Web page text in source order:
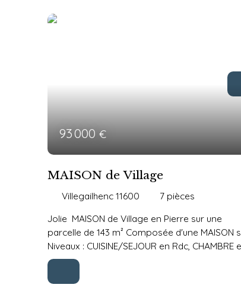
93 000€
MAISON de Village
Villegailhenc 11600 7 pièces
Jolie MAISON de Village en Pierre sur une
parcelle de 143 m² Composée d'une MAISON
Niveaux : CUISINE/SEJOUR en Rdc, CHAMBRE
Salle d'Eau/WC au 1er étage et une CHAMBRE
En face, un PATIO en Pierre donnant sur un